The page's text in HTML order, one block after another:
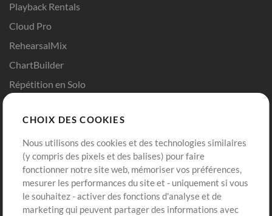
Playback Rentals
Cloud Pro
RehearsalMix
ChartBuilder
Répétition en Solo
Modèles ProPresenter
Sons
Boutique
Acheter des crédits
Contenu gratuit
Compte
Connexion
S'inscrire
CHOIX DES COOKIES
Nous utilisons des cookies et des technologies similaires
(y compris des pixels et des balises) pour faire
fonctionner notre site web, mémoriser vos préférences,
mesurer les performances du site et - uniquement si vous
le souhaitez - activer des fonctions d'analyse et de
marketing qui peuvent partager des informations avec